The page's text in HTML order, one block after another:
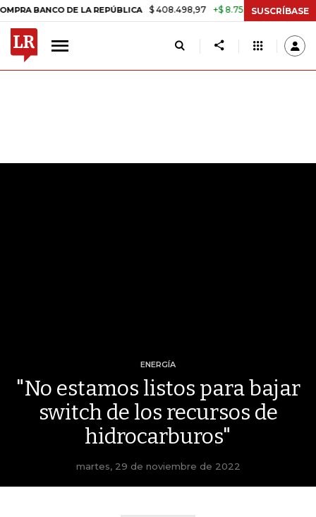
DE LA REPÚBLICA $ 408.498,97 +$ 8.753,81 +2,19% TASA
SUSCRÍBASE
ENERGÍA
"No estamos listos para bajar
switch de los recursos de
hidrocarburos"
martes, 29 de noviembre de 2022